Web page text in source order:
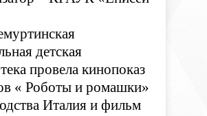
детская
провела кинопоказ
« Роботы и ромашки»
Италия и фильм